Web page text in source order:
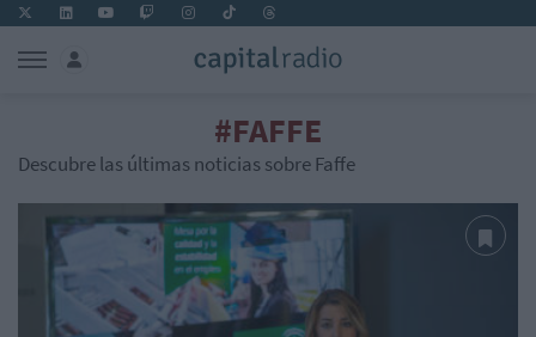
#FAFFE
Descubre las últimas noticias sobre Faffe